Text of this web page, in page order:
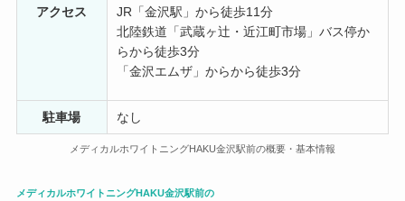
アクセス
JR「金沢駅」から徒歩11分
北陸鉄道「武蔵ヶ辻・近江町市場」バス停か
らから徒歩3分
「金沢エムザ」からから徒歩3分
駐車場 なし
メディカルホワイトニングHAKU金沢駅前の概要・基本情報
メディカルホワイトニングHAKU金沢駅前の